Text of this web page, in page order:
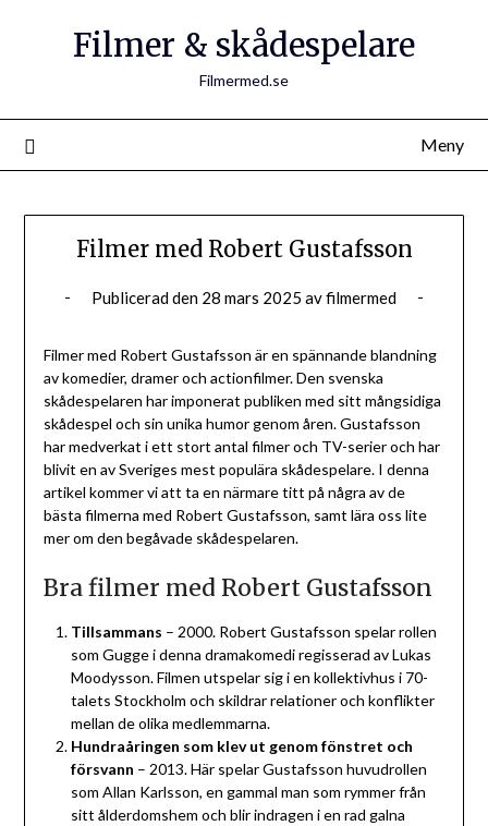
Filmer & skådespelare
Filmermed.se
Meny
Filmer med Robert Gustafsson
Publicerad den 28 mars 2025 avfilmermed
Filmer med Robert Gustafsson är en spännande blandning
av komedier, dramer och actionfilmer. Den svenska
skådespelaren har imponerat publiken med sitt mångsidiga
skådespel och sin unika humor genom åren. Gustafsson
har medverkat i ett stort antal filmer och TV-serier och har
blivit en av Sveriges mest populära skådespelare. I denna
artikel kommer vi att ta en närmare titt på några av de
bästa filmerna med Robert Gustafsson, samt lära oss lite
mer om den begåvade skådespelaren.
Bra filmer med Robert Gustafsson
Tillsammans – 2000. Robert Gustafsson spelar rollen
som Gugge i denna dramakomedi regisserad av Lukas
Moodysson. Filmen utspelar sig i en kollektivhus i 70-
talets Stockholm och skildrar relationer och konflikter
mellan de olika medlemmarna.
Hundraåringen som klev ut genom fönstret och
försvann – 2013. Här spelar Gustafsson huvudrollen
som Allan Karlsson, en gammal man som rymmer från
sitt ålderdomshem och blir indragen i en rad galna